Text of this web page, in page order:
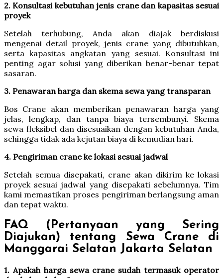
2. Konsultasi kebutuhan jenis crane dan kapasitas sesuai
proyek
Setelah terhubung, Anda akan diajak berdiskusi
mengenai detail proyek, jenis crane yang dibutuhkan,
serta kapasitas angkatan yang sesuai. Konsultasi ini
penting agar solusi yang diberikan benar-benar tepat
sasaran.
3. Penawaran harga dan skema sewa yang transparan
Bos Crane akan memberikan penawaran harga yang
jelas, lengkap, dan tanpa biaya tersembunyi. Skema
sewa fleksibel dan disesuaikan dengan kebutuhan Anda,
sehingga tidak ada kejutan biaya di kemudian hari.
4. Pengiriman crane ke lokasi sesuai jadwal
Setelah semua disepakati, crane akan dikirim ke lokasi
proyek sesuai jadwal yang disepakati sebelumnya. Tim
kami memastikan proses pengiriman berlangsung aman
dan tepat waktu.
FAQ (Pertanyaan yang Sering
Diajukan) tentang Sewa Crane di
Manggarai Selatan Jakarta Selatan
1. Apakah harga sewa crane sudah termasuk operator